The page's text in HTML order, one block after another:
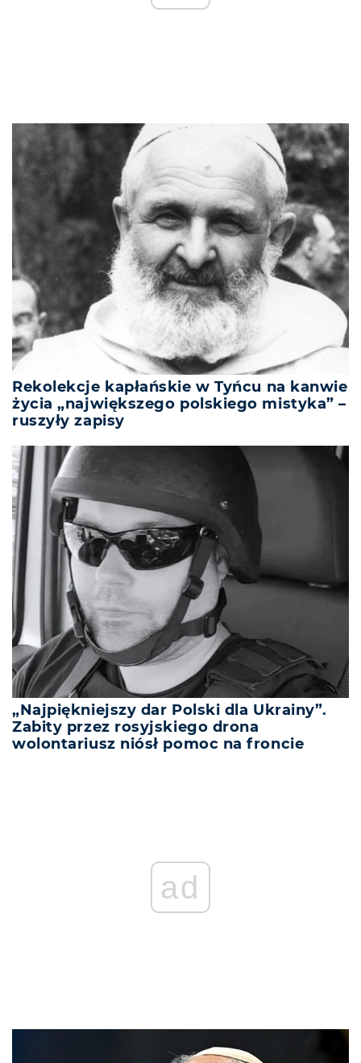
Rekolekcje kapłańskie w Tyńcu na kanwie
życia „największego polskiego mistyka” –
ruszyły zapisy
„Najpiękniejszy dar Polski dla Ukrainy”.
Zabity przez rosyjskiego drona
wolontariusz niósł pomoc na froncie
ad